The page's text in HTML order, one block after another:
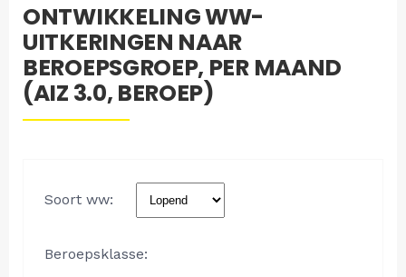
ONTWIKKELING WW-
UITKERINGEN NAAR
BEROEPSGROEP, PER MAAND
(AIZ 3.0, BEROEP)